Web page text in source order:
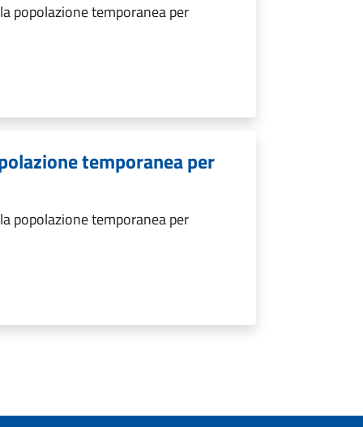
popolazione temporanea per
temporanea per
popolazione temporanea per